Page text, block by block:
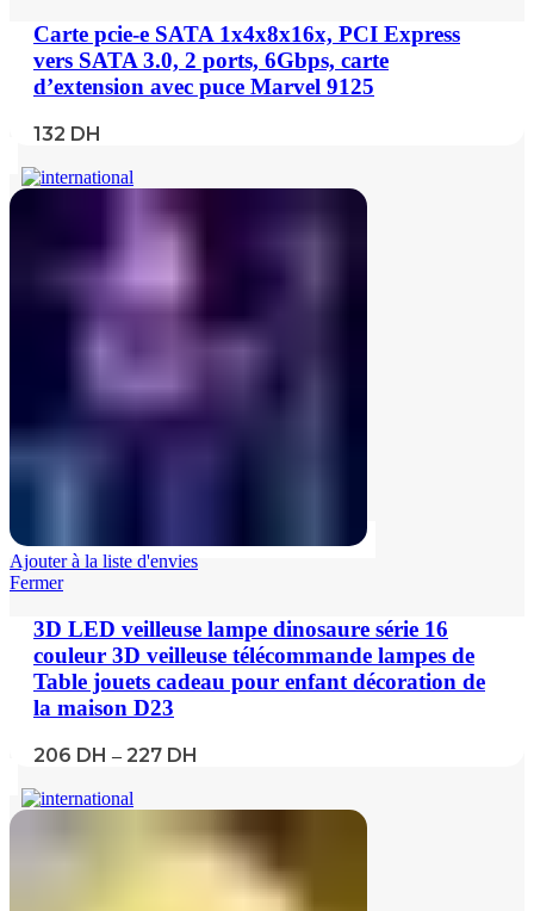
Carte pcie-e SATA 1x4x8x16x, PCI Express
vers SATA 3.0, 2 ports, 6Gbps, carte
d’extension avec puce Marvel 9125
132 DH
Ajouter à la liste d'envies
Fermer
3D LED veilleuse lampe dinosaure série 16
couleur 3D veilleuse télécommande lampes de
Table jouets cadeau pour enfant décoration de
la maison D23
206 DH – 227 DH